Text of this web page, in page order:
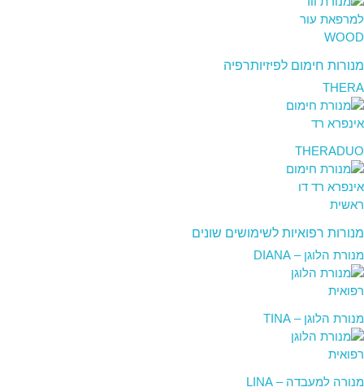
מנורות חימום לפיזיותרפיה
THERA
THERADUO
מנורות רפואיות לשימושים שונים
מנורת הלוגן – DIANA
מנורת הלוגן – TINA
מנורה למעבדה – LINA